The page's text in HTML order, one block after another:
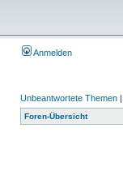
Anmelden
Unbeantwortete Themen |
Foren-Übersicht